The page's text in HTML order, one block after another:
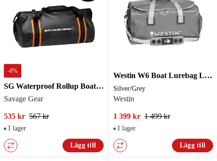
-6%
SG Waterproof Rollup Boat & Bank Bag 40 L
Savage Gear
535 kr 567 kr
I lager
Lägg till
Westin W6 Boat Lurebag Large Silver/Grey
Silver/Grey
Westin
1 399 kr 1 499 kr
I lager
Lägg till